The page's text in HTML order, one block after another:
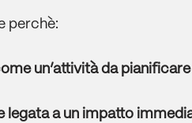
perchè:
un’attività da
legata a un impatto